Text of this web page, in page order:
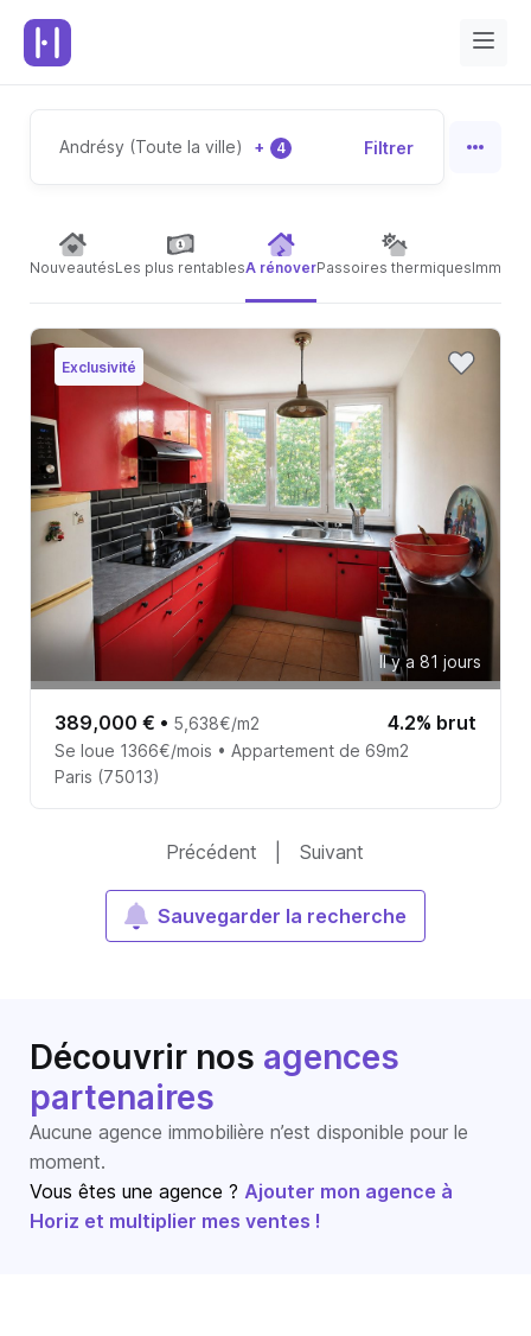
Andrésy (Toute la ville) + 4 Filtrer
NouveautésLes plus rentablesA rénoverPassoires thermiques
Exclusivité
Il y a 81 jours
389,000 € • 5,638€/m2 4.2% brut
Se loue 1366€/mois • Appartement de 69m2
Paris (75013)
Précédent Suivant
Sauvegarder la recherche
Découvrir nos agences
partenaires
Aucune agence immobilière n’est disponible pour le
moment.
Vous êtes une agence ? Ajouter mon agence à
Horiz et multiplier mes ventes !